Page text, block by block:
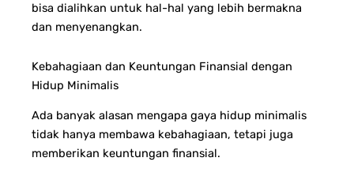
bisa dialihkan untuk hal-hal yang lebih bermakna
dan menyenangkan.
Kebahagiaan dan Keuntungan Finansial dengan
Hidup Minimalis
Ada banyak alasan mengapa gaya hidup minimalis
tidak hanya membawa kebahagiaan, tetapi juga
memberikan keuntungan finansial.